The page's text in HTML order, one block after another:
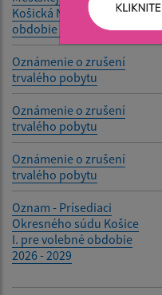
Košická Nová Ves na
obdobie I. polroka 2026
Oznámenie o zrušení
trvalého pobytu
Oznámenie o zrušení
trvalého pobytu
Oznámenie o zrušení
trvalého pobytu
Oznam - Prísediaci
Okresného súdu Košice
I. pre volebné obdobie
2026 - 2029